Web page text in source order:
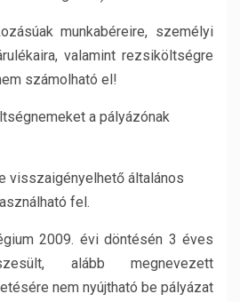
munkabéreire, személyi
valamint rezsiköltségre
számolható el!
a pályázónak
visszaigényelhető általános
fel.
2009. évi döntésén 3 éves
alább megnevezett
nem nyújtható be pályázat